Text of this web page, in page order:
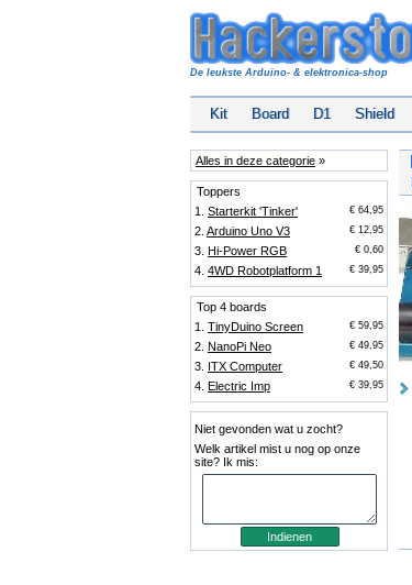
De leukste Arduino- & elektronica-shop
Kit Board D1 Shield
Alles in deze categorie »
Toppers
1. Starterkit 'Tinker' € 64,95
2. Arduino Uno V3 € 12,95
3. Hi-Power RGB € 0,60
4. 4WD Robotplatform 1 € 39,95
Top 4 boards
1. TinyDuino Screen € 59,95
2. NanoPi Neo € 49,95
3. ITX Computer € 49,50
4. Electric Imp € 39,95
Niet gevonden wat u zocht?
Welk artikel mist u nog op onze
site? Ik mis: